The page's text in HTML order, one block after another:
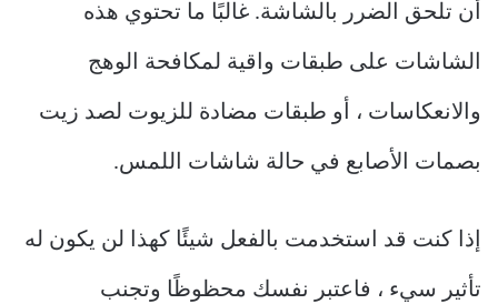
أن تلحق الضرر بالشاشة. غالبًا ما تحتوي هذه
الشاشات على طبقات واقية لمكافحة الوهج
والانعكاسات ، أو طبقات مضادة للزيوت لصد زيت
بصمات الأصابع في حالة شاشات اللمس.
إذا كنت قد استخدمت بالفعل شيئًا كهذا لن يكون له
تأثير سيء ، فاعتبر نفسك محظوظًا وتجنب